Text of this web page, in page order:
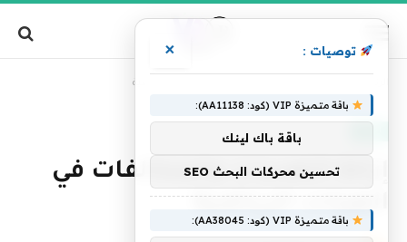
إزالة التعديات والمخالفات في الهيئات الرياضية
إزالة التعديات والمخالفات في
الهيئات الرياضية
توصيات : ×
باقة متميزة VIP (كود: AA11138):
باقة باك لينك
تحسين محركات البحث SEO
باقة متميزة VIP (كود: AA38045):